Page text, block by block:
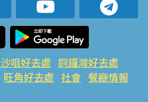
咀好去處 銅鑼灣好去處
旺角好去處 社會 餐廳情報